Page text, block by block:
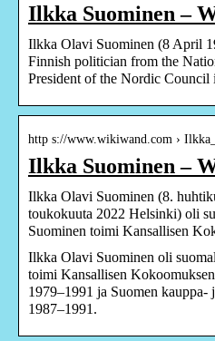
Ilkka Suominen –
Ilkka Olavi Suominen (8 April
Finnish politician from the
President of the Nordic
http s://www.wikiwand.com ›
Ilkka Suominen –
Ilkka Olavi Suominen (8.
toukokuuta 2022 Helsinki) oli
Suominen toimi Kansallisen
Ilkka Olavi Suominen oli
toimi Kansallisen
1979–1991 ja Suomen kauppa-
1987–1991.